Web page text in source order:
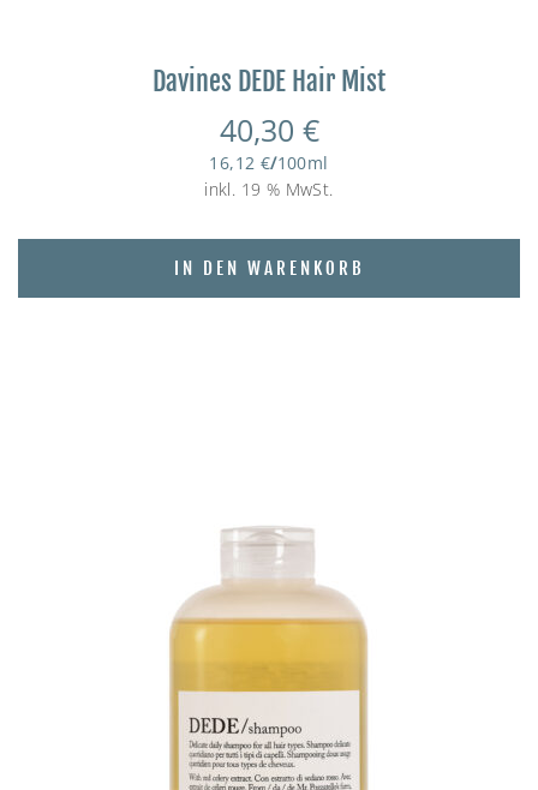
Davines DEDE Hair Mist
40,30 €
16,12 €/100ml
inkl. 19 % MwSt.
IN DEN WARENKORB